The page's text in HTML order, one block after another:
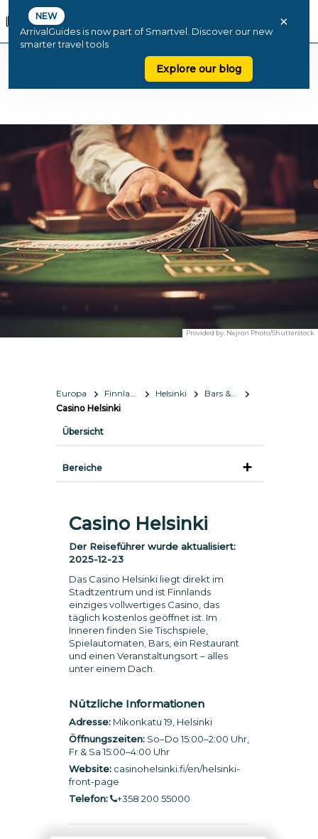
NEW
ArrivalGuides is now part of Smartvel. Discover our new
smarter travel tools
Explore our blog
×
Provided by: Nejron Photo/Shutterstock
Europa Finnland Helsinki
Bars & Nachtleben
Casino Helsinki
Übersicht
Bereiche
Casino Helsinki
Der Reiseführer wurde aktualisiert:
2025-12-23
Das Casino Helsinki liegt direkt im
Stadtzentrum und ist Finnlands
einziges vollwertiges Casino, das
täglich kostenlos geöffnet ist. Im
Inneren finden Sie Tischspiele,
Spielautomaten, Bars, ein Restaurant
und einen Veranstaltungsort – alles
unter einem Dach.
Nützliche Informationen
Adresse:Mikonkatu 19, Helsinki
Öffnungszeiten:So–Do 15:00–2:00 Uhr,
Fr & Sa 15:00–4:00 Uhr
Website: casinohelsinki.fi/en/helsinki-
front-page
Telefon:
+358 200 55000